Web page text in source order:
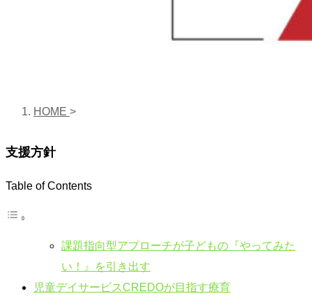
HOME >
支援方針
Table of Contents
課題指向型アプローチが子どもの『やってみた
い！』を引き出す
児童デイサービスCREDOが目指す療育